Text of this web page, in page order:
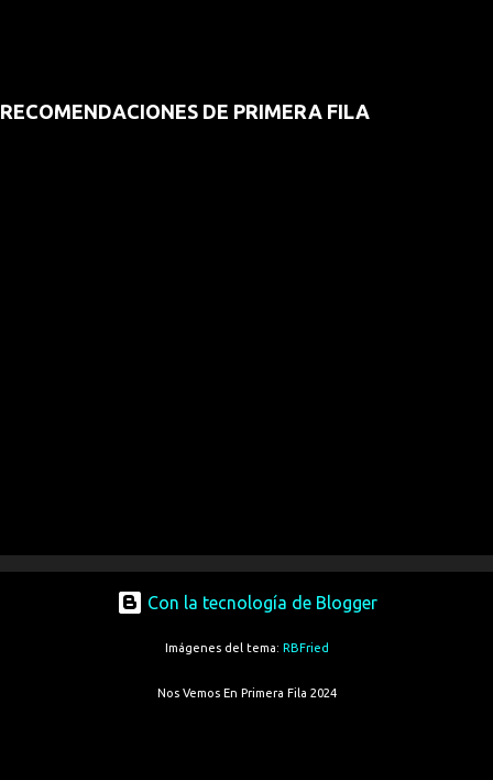
RECOMENDACIONES DE PRIMERA FILA
Con la tecnología de Blogger
Imágenes del tema: RBFried
Nos Vemos En Primera Fila 2024